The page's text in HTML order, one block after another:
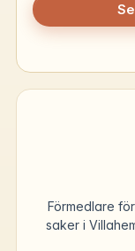
Förmedlare
saker i